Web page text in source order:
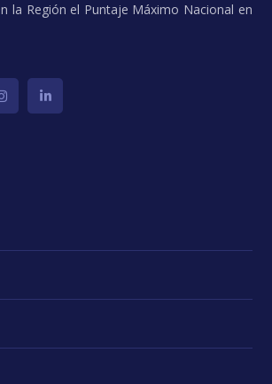
la Región el Puntaje Máximo Nacional en